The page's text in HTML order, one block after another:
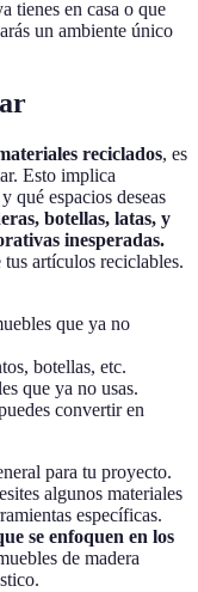
tienes en casa o que
un ambiente único
reciclados, es
Esto implica
qué espacios deseas
botellas, latas, y
inesperadas.
artículos reciclables.
que ya no
botellas, etc.
que ya no usas.
convertir en
para tu proyecto.
algunos materiales
específicas.
se enfoquen en los
de madera